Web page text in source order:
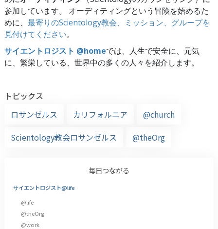
参加しています。 オーディティングという冒険を始めるた
めに、 最寄りのScientology教会、ミッション、グループを
見付けてください。
サイエントロジスト @homeでは、人生で安全に、元気
に、繁栄している、世界中の多くの人々を紹介します。
トピックス
ロサンゼルス
カリフォルニア
@church
Scientology教会ロサンゼルス
@theOrg
毎日つながる
サイエントロジスト@life
@life
@theOrg
@work